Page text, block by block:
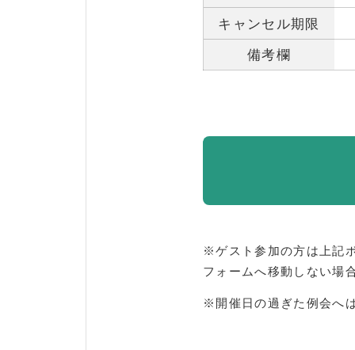
キャンセル期限
備考欄
※ゲスト参加の方は上記
フォームへ移動しない場
※開催日の過ぎた例会へ